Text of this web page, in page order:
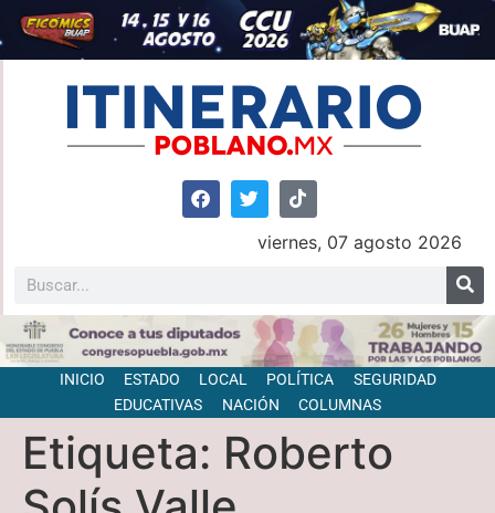
viernes, 07 agosto 2026
INICIO ESTADO LOCAL POLÍTICA
SEGURIDAD
EDUCATIVAS
NACIÓN COLUMNAS
Etiqueta: Roberto